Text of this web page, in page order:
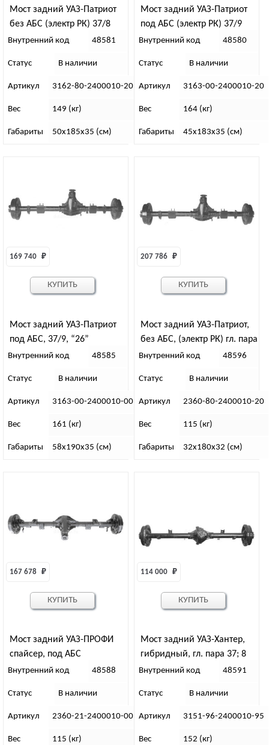
Мост задний УАЗ-Патриот
без АБС (электр РК) 37/8
“71”
Внутренний код 48581
Статус В наличии
Артикул 3162-80-2400010-20
Вес 149 (кг)
Габариты 50х185х35 (см)
Мост задний УАЗ-Патриот
под АБС (электр РК) 37/9
“72”
Внутренний код 48580
Статус В наличии
Артикул 3163-00-2400010-20
Вес 164 (кг)
Габариты 45х183х35 (см)
Мост задний УАЗ-Патриот
под АБС, 37/9, “26”
169 740 ₽
Внутренний код 48585
Статус В наличии
Артикул 3163-00-2400010-00
Вес 161 (кг)
Габариты 58х190х35 (см)
КУПИТЬ
Мост задний УАЗ-Патриот,
без АБС, (электр РК) гл. пара
37/8 зуб “78”
207 786 ₽
Внутренний код 48596
Статус В наличии
Артикул 2360-80-2400010-20
Вес 115 (кг)
Габариты 32х180х32 (см)
КУПИТЬ
Мост задний УАЗ-ПРОФИ
спайсер, под АБС
167 678 ₽
Внутренний код 48588
Статус В наличии
Артикул 2360-21-2400010-00
Вес 115 (кг)
КУПИТЬ
Мост задний УАЗ-Хантер,
гибридный, гл. пара 37; 8
зуб “39”
114 000 ₽
Внутренний код 48591
Статус В наличии
Артикул 3151-96-2400010-95
Вес 152 (кг)
КУПИТЬ